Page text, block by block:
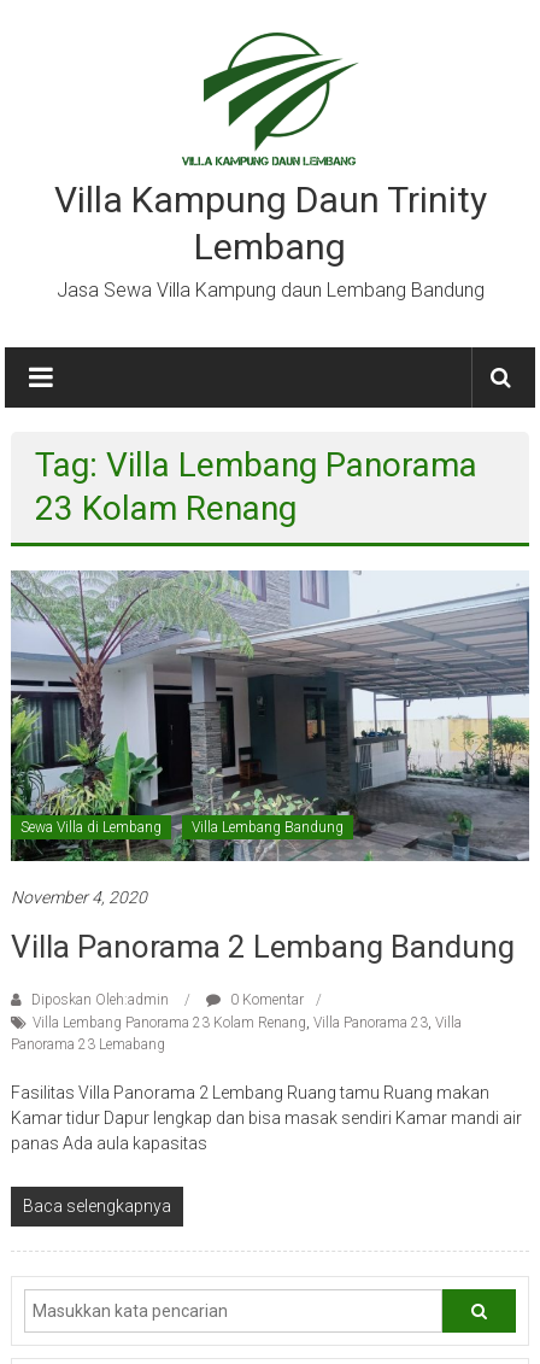
Villa Kampung Daun Trinity
Lembang
Jasa Sewa Villa Kampung daun Lembang Bandung
Tag: Villa Lembang Panorama
23 Kolam Renang
Sewa Villa di Lembang Villa Lembang Bandung
November 4, 2020
Villa Panorama 2 Lembang Bandung
Diposkan Oleh:admin
0 Komentar
Villa Lembang Panorama 23 Kolam Renang Villa Panorama 23, Villa
Panorama 23 Lemabang
Fasilitas Villa Panorama 2 Lembang Ruang tamu Ruang makan
Kamar tidur Dapur lengkap dan bisa masak sendiri Kamar mandi air
panas Ada aula kapasitas
Baca selengkapnya